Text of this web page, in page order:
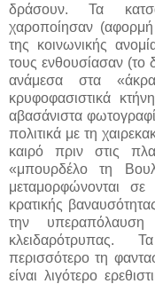
δράσουν. Τα
χαροποίησαν (αφορμή
της κοινωνικής
τους ενθουσίασαν (το
ανάμεσα στα
κρυφοφασιστικά
αβασάνιστα
πολιτικά με τη
καιρό πριν στις
«μπουρδέλο τη
μεταμορφώνονται σε
κρατικής
την
κλειδαρότρυπας.
περισσότερο τη
είναι λιγότερο